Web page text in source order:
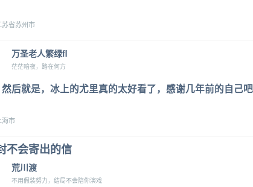
省苏州市
万圣老人繁绿fl
茫茫暗夜，路在何方
然后就是，冰上的尤里真的太好看了，感谢几年前的自己吧
市
不会寄出的信
荒川渡
不用假装努力，结局不会陪你演戏